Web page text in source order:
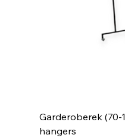
Garderoberek (70-
hangers